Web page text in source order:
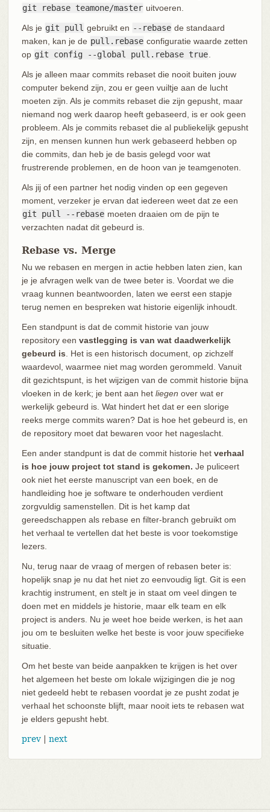
git rebase teamone/master uitvoeren.
Als je git pull gebruikt en --rebase de standaard
maken, kan je de pull.rebase configuratie waarde zetten
op git config --global pull.rebase true
Als je alleen maar commits rebaset die nooit buiten jouw
computer bekend zijn, zou er geen vuiltje aan de lucht
moeten zijn. Als je commits rebaset die zijn gepusht, maar
niemand nog werk daarop heeft gebaseerd, is er ook geen
probleem. Als je commits rebaset die al publiekelijk gepusht
zijn, en mensen kunnen hun werk gebaseerd hebben op
die commits, dan heb je de basis gelegd voor wat
frustrerende problemen, en de hoon van je teamgenoten.
Als jij of een partner het nodig vinden op een gegeven
moment, verzeker je ervan dat iedereen weet dat ze een
git pull --rebase moeten draaien om de pijn te
verzachten nadat dit gebeurd is.
Rebase vs. Merge
Nu we rebasen en mergen in actie hebben laten zien, kan
je je afvragen welk van de twee beter is. Voordat we die
vraag kunnen beantwoorden, laten we eerst een stapje
terug nemen en bespreken wat historie eigenlijk inhoudt.
Een standpunt is dat de commit historie van jouw
repository een vastlegging is van wat daadwerkelijk
gebeurd is . Het is een historisch document, op zichzelf
waardevol, waarmee niet mag worden gerommeld. Vanuit
dit gezichtspunt, is het wijzigen van de commit historie bijna
vloeken in de kerk; je bent aan het liegen over wat er
werkelijk gebeurd is. Wat hindert het dat er een slorige
reeks merge commits waren? Dat is hoe het gebeurd is, en
de repository moet dat bewaren voor het nageslacht.
Een ander standpunt is dat de commit historie het verhaal
is hoe jouw project tot stand is gekomen. Je puliceert
ook niet het eerste manuscript van een boek, en de
handleiding hoe je software te onderhouden verdient
zorgvuldig samenstellen. Dit is het kamp dat
gereedschappen als rebase en filter-branch gebruikt om
het verhaal te vertellen dat het beste is voor toekomstige
lezers.
Nu, terug naar de vraag of mergen of rebasen beter is:
hopelijk snap je nu dat het niet zo eenvoudig ligt. Git is een
krachtig instrument, en stelt je in staat om veel dingen te
doen met en middels je historie, maar elk team en elk
project is anders. Nu je weet hoe beide werken, is het aan
jou om te besluiten welke het beste is voor jouw specifieke
situatie.
Om het beste van beide aanpakken te krijgen is het over
het algemeen het beste om lokale wijzigingen die je nog
niet gedeeld hebt te rebasen voordat je ze pusht zodat je
verhaal het schoonste blijft, maar nooit iets te rebasen wat
je elders gepusht hebt.
prev| next